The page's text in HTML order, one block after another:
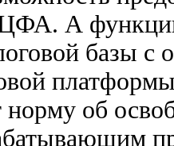
А
базы
норму об